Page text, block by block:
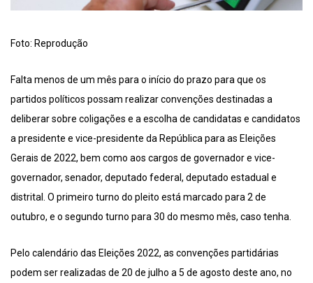
Foto: Reprodução
Falta menos de um mês para o início do prazo para que os
partidos políticos possam realizar convenções destinadas a
deliberar sobre coligações e a escolha de candidatas e candidatos
a presidente e vice-presidente da República para as Eleições
Gerais de 2022, bem como aos cargos de governador e vice-
governador, senador, deputado federal, deputado estadual e
distrital. O primeiro turno do pleito está marcado para 2 de
outubro, e o segundo turno para 30 do mesmo mês, caso tenha.
Pelo calendário das Eleições 2022, as convenções partidárias
podem ser realizadas de 20 de julho a 5 de agosto deste ano, no